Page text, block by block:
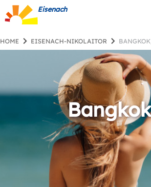
Eisenach
HOME EISENACH-NIKOLAITOR BANGKOK_
Bangkok